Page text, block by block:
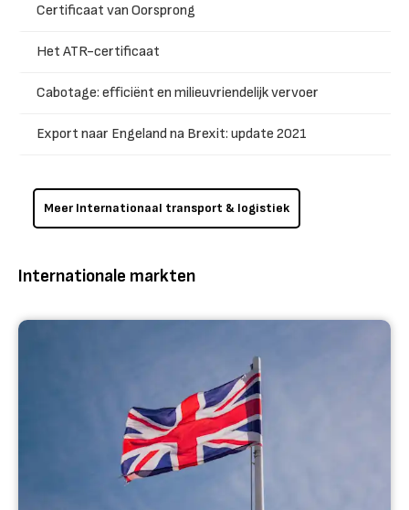
Certificaat van Oorsprong
Het ATR-certificaat
Cabotage: efficiënt en milieuvriendelijk vervoer
Export naar Engeland na Brexit: update 2021
Meer Internationaal transport & logistiek
Internationale markten